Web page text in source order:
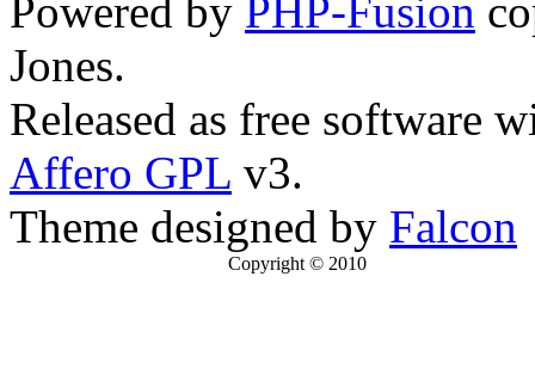
Powered by PHP-Fusion
Jones.
Released as free software
Affero GPL v3.
Theme designed by Falcon
Copyright © 2010